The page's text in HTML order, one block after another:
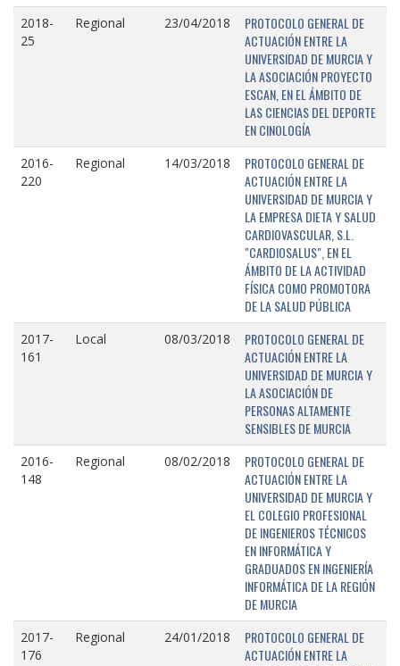
2018-
25
Regional 23/04/2018
PROTOCOLO GENERAL DE
ACTUACIÓN ENTRE LA
UNIVERSIDAD DE MURCIA Y
LA ASOCIACIÓN PROYECTO
ESCAN, EN EL ÁMBITO DE
LAS CIENCIAS DEL DEPORTE
EN CINOLOGÍA
2016-
220
Regional 14/03/2018
PROTOCOLO GENERAL DE
ACTUACIÓN ENTRE LA
UNIVERSIDAD DE MURCIA Y
LA EMPRESA DIETA Y SALUD
CARDIOVASCULAR, S.L.
"CARDIOSALUS", EN EL
ÁMBITO DE LA ACTIVIDAD
FÍSICA COMO PROMOTORA
DE LA SALUD PÚBLICA
2017-
161
Local 08/03/2018
PROTOCOLO GENERAL DE
ACTUACIÓN ENTRE LA
UNIVERSIDAD DE MURCIA Y
LA ASOCIACIÓN DE
PERSONAS ALTAMENTE
SENSIBLES DE MURCIA
2016-
148
Regional 08/02/2018
PROTOCOLO GENERAL DE
ACTUACIÓN ENTRE LA
UNIVERSIDAD DE MURCIA Y
EL COLEGIO PROFESIONAL
DE INGENIEROS TÉCNICOS
EN INFORMÁTICA Y
GRADUADOS EN INGENIERÍA
INFORMÁTICA DE LA REGIÓN
DE MURCIA
2017-
176
Regional 24/01/2018
PROTOCOLO GENERAL DE
ACTUACIÓN ENTRE LA